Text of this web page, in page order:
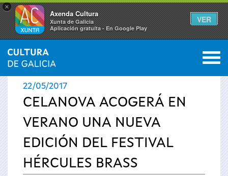
×
Axenda Cultura
Xunta de Galicia
Aplicación gratuíta - En Google Play
VER
Se
encuentra
usted
aquí
INICIO › ACTUALIDAD 0
22/05/2017
CELANOVA ACOGERÁ EN
VERANO UNA NUEVA
EDICIÓN DEL FESTIVAL
HÉRCULES BRASS